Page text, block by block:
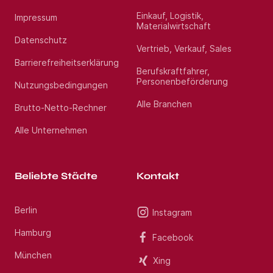
Interventionelle Kardiologie (m/w/d) im Raum
Osnabrück.
Standort:Bremen
Impressum
Datenschutz
Barrierefreiheitserklärung
Nutzungsbedingungen
Brutto-Netto-Rechner
Alle Unternehmen
Einkauf, Logistik,
Materialwirtschaft
Vertrieb, Verkauf, Sales
Berufskraftfahrer,
Personenbeförderung
Alle Branchen
Beliebte Städte
Berlin
Hamburg
München
Kontakt
Instagram
Facebook
Xing